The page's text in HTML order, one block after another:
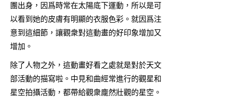
團出身，因爲時常在太陽底下運動，所以是可
以看到她的皮膚有明顯的衣服色彩。就因爲注
意到這細節，讓觀衆對這動畫的好印象增加又
增加。
除了人物之外，這動畫好看之處就是對於天文
部活動的描寫啦。中見和曲經常進行的觀星和
星空拍攝活動，都帶給觀衆龐然壯觀的星空。